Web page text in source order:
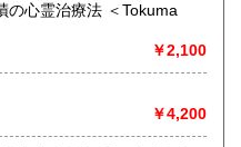
の心霊治療法 ＜Tokuma
￥2,100
￥4,200